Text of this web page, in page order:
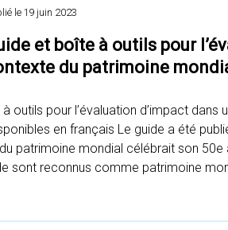
le19 juin 2023
et boîte à outils pour
du patrimoine
outils pour l’évaluation d’impact
en français Le guide a été
patrimoine mondial célébrait son 50e
sont reconnus comme patrimoine